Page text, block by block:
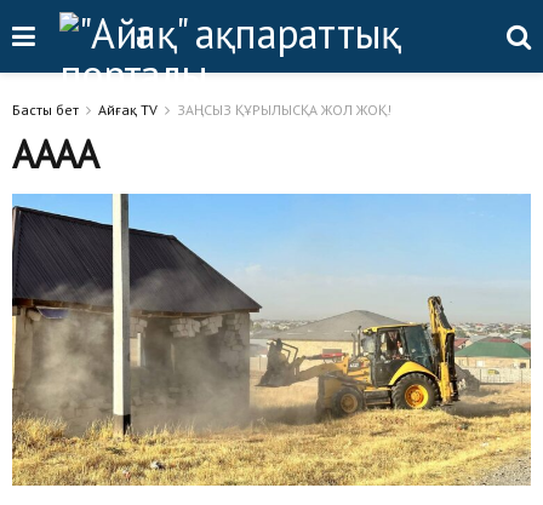
Басты бет Айғақ TV ЗАҢСЫЗ ҚҰРЫЛЫСҚА ЖОЛ ЖОҚ!
АААА